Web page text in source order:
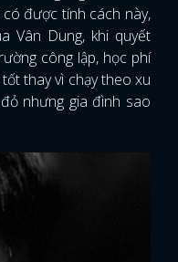
được tính cách này,
Vân Dung, khi quyết
công lập, học phí
thay vì chạy theo xu
nhưng gia đình sao